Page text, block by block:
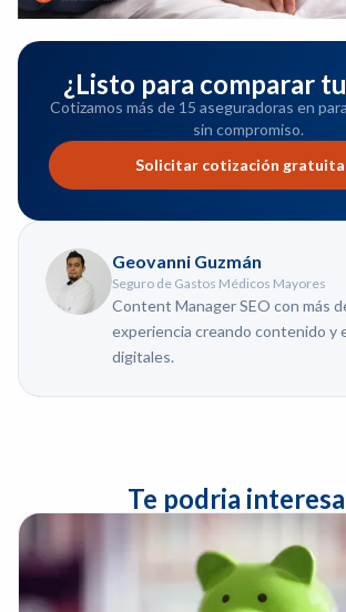
¿Listo para comparar
Cotizamos más de 15 aseguradoras en
sin compromiso.
Solicitar cotización gratuita
Geovanni Guzmán
Seguro de Gastos Médicos Mayores
Content Manager SEO con más
experiencia creando contenido y
digitales.
Te podria